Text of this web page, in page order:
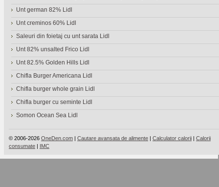
Unt german 82% Lidl
Unt creminos 60% Lidl
Saleuri din foietaj cu unt sarata Lidl
Unt 82% unsalted Frico Lidl
Unt 82.5% Golden Hills Lidl
Chifla Burger Americana Lidl
Chifla burger whole grain Lidl
Chifla burger cu seminte Lidl
Somon Ocean Sea Lidl
© 2006-2026 OneDen.com | Cautare avansata de alimente | Calculator calorii | Calorii
consumate | IMC